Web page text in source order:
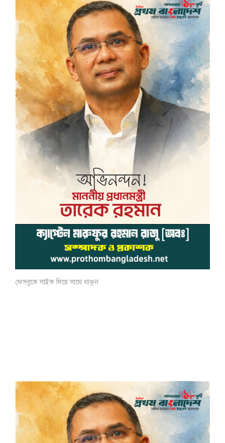
ফেসবুকে লাইক দিয়ে সাথে থাকুন